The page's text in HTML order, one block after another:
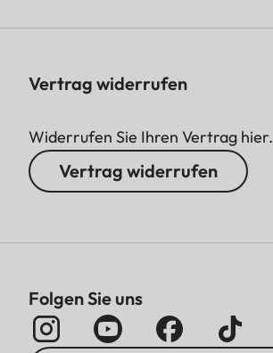
Vertrag widerrufen
Widerrufen Sie Ihren Vertrag hier.
Vertrag widerrufen
Folgen Sie uns